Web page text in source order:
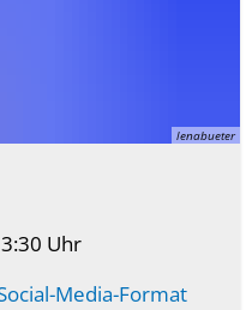
lenabueter
Uhr
Media-Format